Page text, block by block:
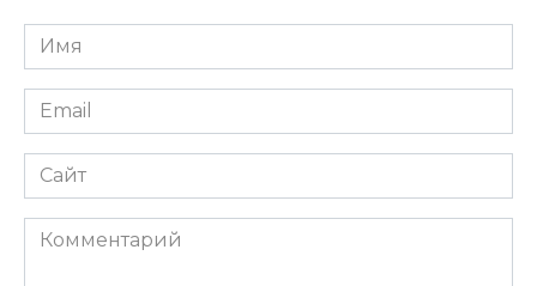
Имя
Email
Сайт
Комментарий